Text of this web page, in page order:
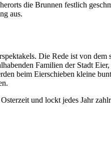
die Brunnen festlich
aus.
Die Rede ist von
Familien der Stadt
beim Eierschieben kleine
und lockt jedes Jahr